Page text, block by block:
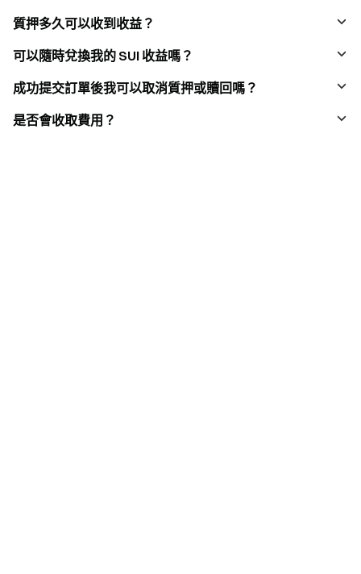
質押多久可以收到收益？
可以隨時兌換我的 SUI 收益嗎？
成功提交訂單後我可以取消質押或贖回嗎？
是否會收取費用？